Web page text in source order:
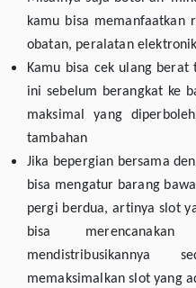
kamu bisa memanfaatkan
obatan, peralatan
Kamu bisa cek ulang berat
ini sebelum berangkat ke
maksimal yang
tambahan
Jika bepergian bersama
bisa mengatur barang
pergi berdua, artinya slot
bisa
mendistribusikannya
memaksimalkan slot yang